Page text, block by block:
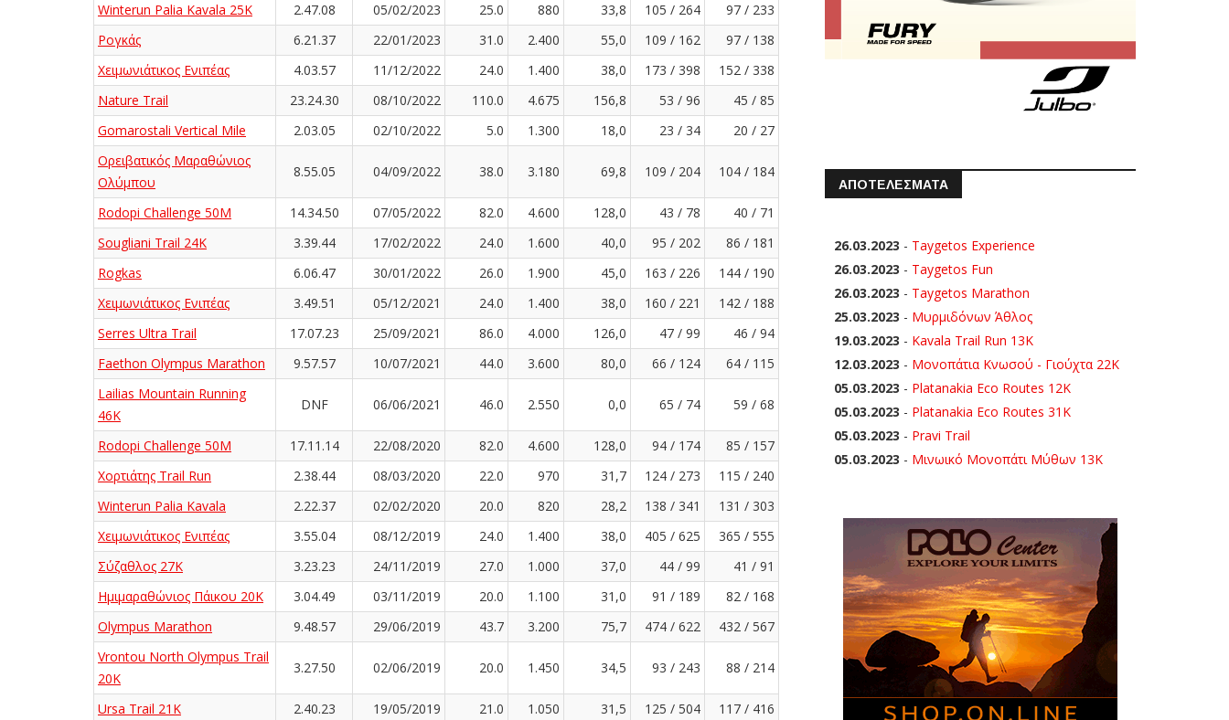
Winterun Palia Kavala 25K
2.47.08 05/02/2023 25.0 880 33,8 105 / 264
97 / 233
Ρογκάς
6.21.37 22/01/2023 31.0 2.400 55,0 109 / 162
97 / 138
Χειμωνιάτικος Ενιπέας
4.03.57 11/12/2022 24.0 1.400 38,0 173 / 398
152 / 338
Nature Trail
23.24.30 08/10/2022 110.0 4.675 156,8 53 / 96
45 / 85
Gomarostali Vertical Mile
2.03.05 02/10/2022 5.0 1.300 18,0 23 / 34
20 / 27
Ορειβατικός Μαραθώνιος
Ολύμπου
8.55.05 04/09/2022 38.0 3.180 69,8 109 / 204 104 / 184
Rodopi Challenge 50M 14.34.50 07/05/2022 82.0 4.600 128,0 43 / 78
40 / 71
Sougliani Trail 24K
3.39.44 17/02/2022 24.0 1.600 40,0 95 / 202
86 / 181
Rogkas
6.06.47 30/01/2022 26.0 1.900 45,0 163 / 226
144 / 190
Χειμωνιάτικος Ενιπέας
3.49.51 05/12/2021 24.0 1.400 38,0 160 / 221
142 / 188
Serres Ultra Trail
17.07.23 25/09/2021 86.0 4.000 126,0 47 / 99
46 / 94
Faethon Olympus Marathon
9.57.57 10/07/2021 44.0 3.600 80,0 66 / 124
64 / 115
Lailias Mountain Running
46K
DNF 06/06/2021 46.0 2.550 0,0 65 / 74 59 / 68
Rodopi Challenge 50M 17.11.14 22/08/2020 82.0 4.600 128,0 94 / 174
85 / 157
Χορτιάτης Trail Run
2.38.44 08/03/2020 22.0 970 31,7 124 / 273
115 / 240
Winterun Palia Kavala
2.22.37 02/02/2020 20.0 820 28,2 138 / 341
131 / 303
Χειμωνιάτικος Ενιπέας
3.55.04 08/12/2019 24.0 1.400 38,0 405 / 625
365 / 555
Σύζαθλος 27Κ
3.23.23 24/11/2019 27.0 1.000 37,0 44 / 99
41 / 91
Ημιμαραθώνιος Πάικου 20Κ
3.04.49 03/11/2019 20.0 1.100 31,0 91 / 189
82 / 168
Olympus Marathon
9.48.57 29/06/2019 43.7 3.200 75,7 474 / 622
432 / 567
Vrontou North Olympus Trail
20K
3.27.50 02/06/2019 20.0 1.450 34,5 93 / 243 88 / 214
Ursa Trail 21K 2.40.23 19/05/2019 21.0 1.050 31,5 125 / 504
117 / 416
ΑΠΟΤΕΛΕΣΜΑΤΑ
26.03.2023 - Taygetos Experience
26.03.2023 - Taygetos Fun
26.03.2023 - Taygetos Marathon
25.03.2023 - Μυρμιδόνων Άθλος
19.03.2023 - Kavala Trail Run 13K
12.03.2023 - Μονοπάτια Κνωσού - Γιούχτα 22Κ
05.03.2023 - Platanakia Eco Routes 12K
05.03.2023 - Platanakia Eco Routes 31K
05.03.2023 - Pravi Trail
05.03.2023 - Μινωικό Μονοπάτι Μύθων 13Κ